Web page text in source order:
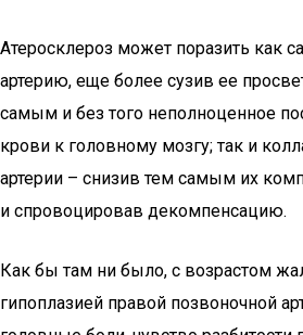
Атеросклероз может поразить как
артерию, еще более сузив ее
самым и без того неполноценное
крови к головному мозгу; так и
артерии – снизив тем самым их
и спровоцировав декомпенсацию.
Как бы там ни было, с возрастом
гипоплазией правой позвоночной